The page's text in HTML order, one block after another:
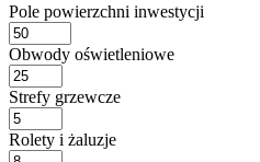
Pole powierzchni inwestycji
Obwody oświetleniowe
Strefy grzewcze
Rolety i żaluzje